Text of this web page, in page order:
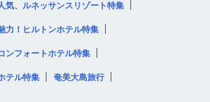
気、ルネッサンスリゾート特集
力！ヒルトンホテル特集
ンフォートホテル特集
テル特集 奄美大島旅行